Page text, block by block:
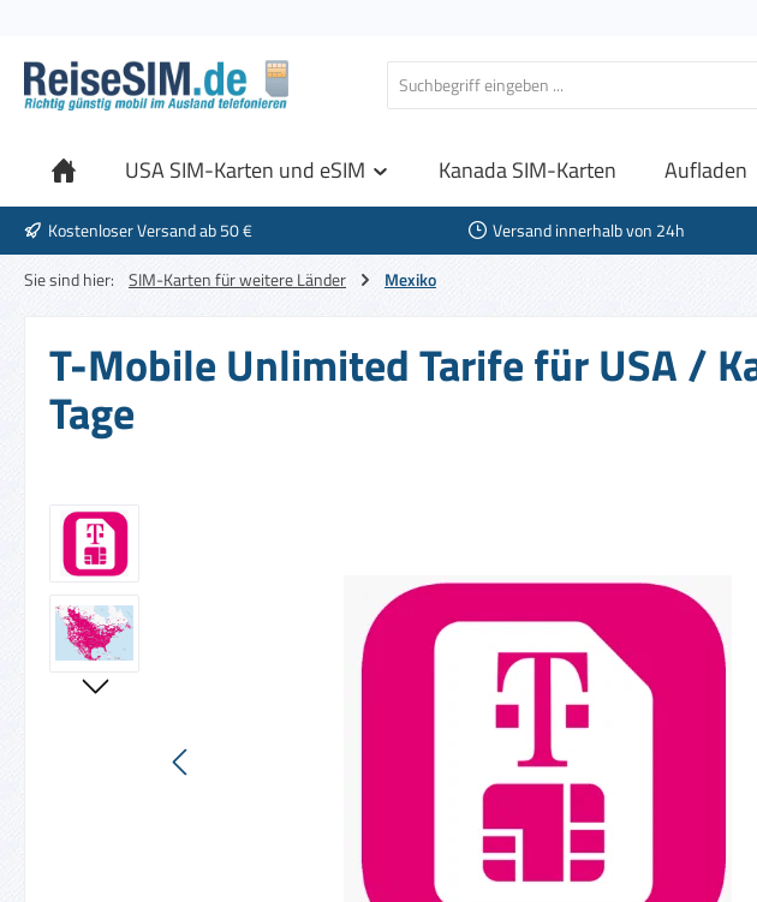
USA SIM-Karten und eSIM Kanada SIM-Karten Aufladen
Kostenloser Versand ab 50 € Versand innerhalb von 24h
Sie sind hier:
SIM-Karten für weitere Länder Mexiko
T-Mobile Unlimited Tarife für USA /
Tage
Bildergalerie überspringen